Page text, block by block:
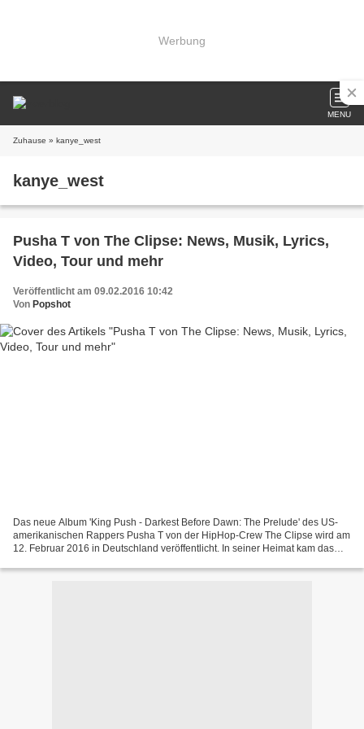
Werbung
MENU
Zuhause » kanye_west
kanye_west
Pusha T von The Clipse: News, Musik, Lyrics,
Video, Tour und mehr
Veröffentlicht am 09.02.2016 10:42
Von Popshot
Das neue Album 'King Push - Darkest Before Dawn: The Prelude' des US-
amerikanischen Rappers Pusha T von der HipHop-Crew The Clipse wird am
12. Februar 2016 in Deutschland veröffentlicht. In seiner Heimat kam das